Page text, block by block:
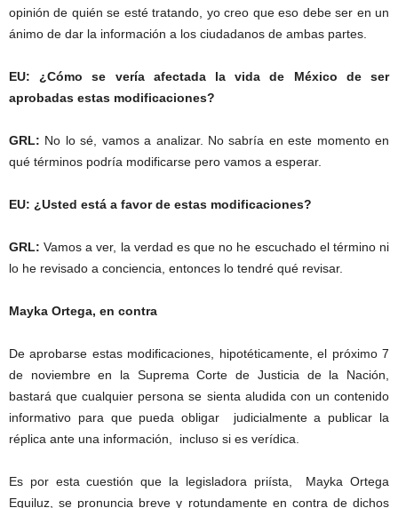
opinión de quién se esté tratando, yo creo que eso debe ser en un
ánimo de dar la información a los ciudadanos de ambas partes.
EU: ¿Cómo se vería afectada la vida de México de ser
aprobadas estas modificaciones?
GRL: No lo sé, vamos a analizar. No sabría en este momento en
qué términos podría modificarse pero vamos a esperar.
EU: ¿Usted está a favor de estas modificaciones?
GRL:Vamos a ver, la verdad es que no he escuchado el término ni
lo he revisado a conciencia, entonces lo tendré qué revisar.
Mayka Ortega, en contra
De aprobarse estas modificaciones, hipotéticamente, el próximo 7
de noviembre en la Suprema Corte de Justicia de la Nación,
bastará que cualquier persona se sienta aludida con un contenido
informativo para que pueda obligar judicialmente a publicar la
réplica ante una información, incluso si es verídica.
Es por esta cuestión que la legisladora priísta, Mayka Ortega
Eguiluz, se pronuncia breve y rotundamente en contra de dichos